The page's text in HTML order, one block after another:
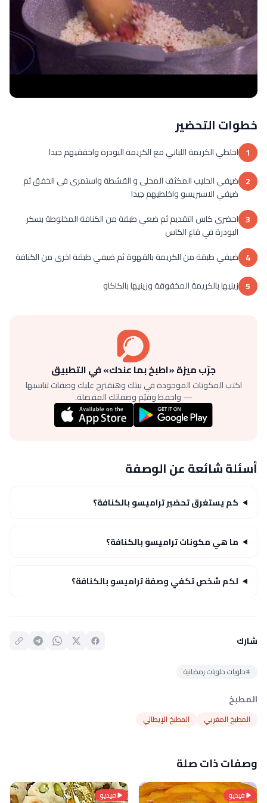
خطوات التحضير
1 اخلطي الكريمة اللباني مع الكريمة البودرة واخفقيهم جيدا
2 ضيفي الحليب المكثف المحلى و القشطة واستمري في الخفق ثم
ضيفي الاسبريسو واخلطيهم جيدا
3 احضري كاس التقديم ثم ضعي طبقة من الكنافة المخلوطة بسكر
البودرة في قاع الكاس
4 ضيفي طبقة من الكريمة بالقهوة ثم ضيفي طبقة اخرى من الكنافة
5 زينيها بالكريمة المخفوقة وزينيها بالكاكاو
جرّب ميزة «اطبخ بما عندك» في التطبيق
اكتب المكونات الموجودة في بيتك وهنقترح عليك وصفات تناسبها
— واحفظ وقيّم وصفاتك المفضلة.
أسئلة شائعة عن الوصفة
كم يستغرق تحضير تراميسو بالكنافة؟
ما هي مكونات تراميسو بالكنافة؟
لكم شخص تكفي وصفة تراميسو بالكنافة؟
شارك
#حلويات حلويات رمضانية
المطبخ
المطبخ المغربي المطبخ الإيطالي
وصفات ذات صلة
فيديو فيديو